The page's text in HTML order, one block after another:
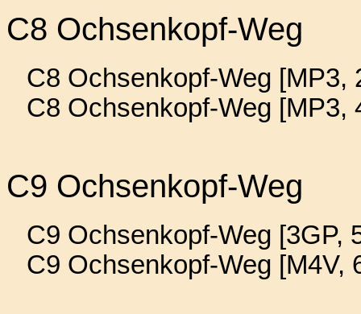
C8 Ochsenkopf-Weg
C8 Ochsenkopf-Weg [MP3,
C8 Ochsenkopf-Weg [MP3,
C9 Ochsenkopf-Weg
C9 Ochsenkopf-Weg [3GP,
C9 Ochsenkopf-Weg [M4V,